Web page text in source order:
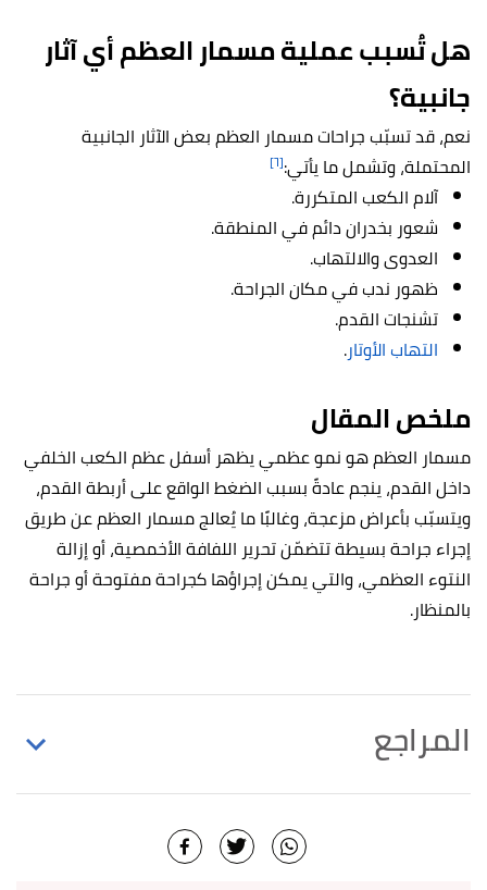
هل تُسبب عملية مسمار العظم أي آثار
جانبية؟
نعم، قد تسبّب جراحات مسمار العظم بعض الآثار الجانبية
المحتملة، وتشمل ما يأتي:[٦]
آلام الكعب المتكررة.
شعور بخدران دائم في المنطقة.
العدوى والالتهاب.
ظهور ندب في مكان الجراحة.
تشنجات القدم.
التهاب الأوتار.
ملخص المقال
مسمار العظم هو نمو عظمي يظهر أسفل عظم الكعب الخلفي
داخل القدم، ينجم عادةً بسبب الضغط الواقع على أربطة القدم،
ويتسبّب بأعراض مزعجة، وغالبًا ما يُعالج مسمار العظم عن طريق
إجراء جراحة بسيطة تتضمّن تحرير اللفافة الأخمصية، أو إزالة
النتوء العظمي، والتي يمكن إجراؤها كجراحة مفتوحة أو جراحة
بالمنظار.
المراجع